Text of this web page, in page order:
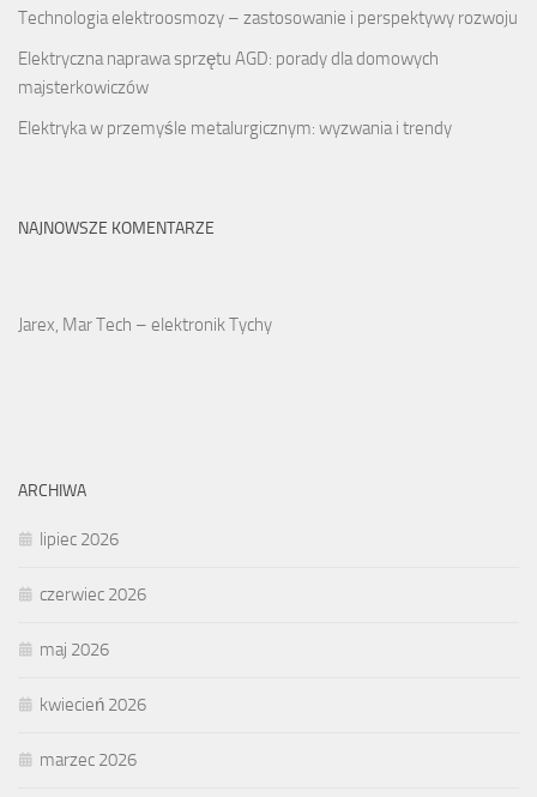
Technologia elektroosmozy – zastosowanie i perspektywy rozwoju
Elektryczna naprawa sprzętu AGD: porady dla domowych
majsterkowiczów
Elektryka w przemyśle metalurgicznym: wyzwania i trendy
NAJNOWSZE KOMENTARZE
Jarex, Mar Tech – elektronik Tychy
ARCHIWA
lipiec 2026
czerwiec 2026
maj 2026
kwiecień 2026
marzec 2026